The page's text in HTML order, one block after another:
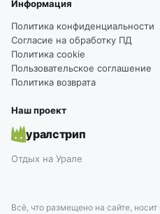
Информация
Политика конфиденциальности
Согласие на обработку ПД
Политика cookie
Пользовательское соглашение
Политика возврата
Наш проект
уралстрип
Отдых на Урале
Всё, что размещено на сайте,